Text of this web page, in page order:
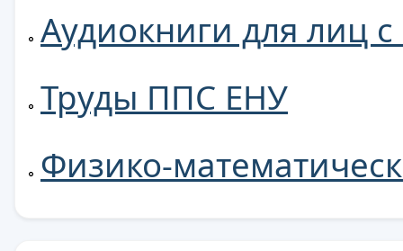
Аудиокниги для лиц
Труды ППС ЕНУ
Физико-